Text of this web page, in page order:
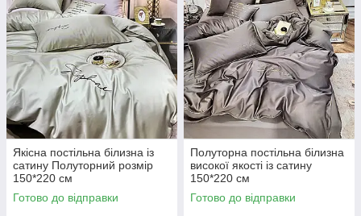
Якісна постільна білизна із
сатину Полуторний розмір
150*220 см
Готово до відправки
Полуторна постільна білизна
високої якості із сатину
150*220 см
Готово до відправки